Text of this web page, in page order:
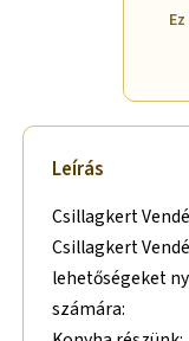
Leírás
Csillagkert
Csillagkert
lehetőségeket
számára: